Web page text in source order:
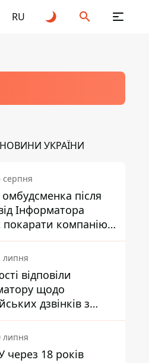
RU
УКРАЇНИ
серпня
після
Інформатора
покарати компанію-
ПриватБанку
липня
відповіли
щодо
дзвінків з
Сумського СІЗО так,
нічого не зрозумів
липня
18 років